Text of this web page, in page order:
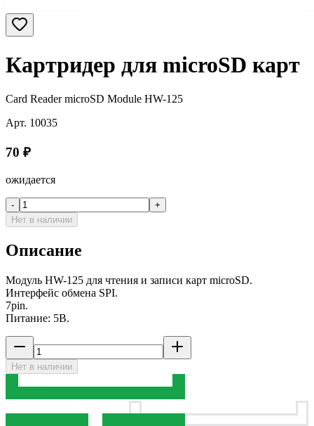
Картридер для microSD карт
Card Reader microSD Module HW-125
Арт. 10035
70 ₽
ожидается
-
+
Нет в наличии
Описание
Модуль HW-125 для чтения и записи карт microSD.
Интерфейс обмена SPI.
7pin.
Питание: 5В.
Нет в наличии